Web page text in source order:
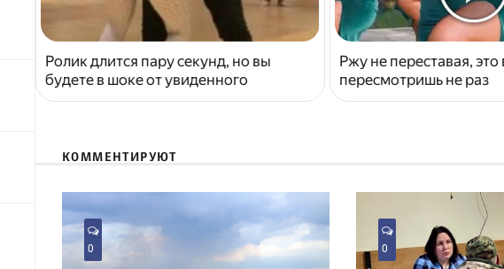
Ролик длится пару секунд, но вы
будете в шоке от увиденного
Ржу не переставая, это
пересмотришь не раз
КОММЕНТИРУЮТ
0 0